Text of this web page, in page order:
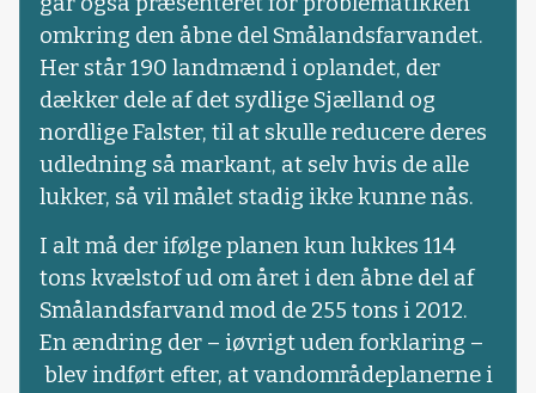
omkring den åbne del Smålandsfarvandet.
Her står 190 landmænd i oplandet, der
dækker dele af det sydlige Sjælland og
nordlige Falster, til at skulle reducere deres
udledning så markant, at selv hvis de alle
lukker, så vil målet stadig ikke kunne nås.
I alt må der ifølge planen kun lukkes 114
tons kvælstof ud om året i den åbne del af
Smålandsfarvand mod de 255 tons i 2012.
En ændring der – iøvrigt uden forklaring –
blev indført efter, at vandområdeplanerne i